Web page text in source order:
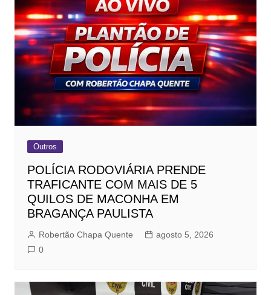
Outros
POLÍCIA RODOVIÁRIA PRENDE
TRAFICANTE COM MAIS DE 5
QUILOS DE MACONHA EM
BRAGANÇA PAULISTA
Robertão Chapa Quente
agosto 5, 2026
0